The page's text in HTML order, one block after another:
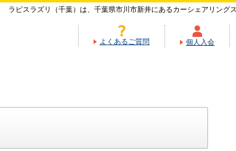
ラピスラズリ（千葉）は、千葉県市川市新井にあるカーシェアリング
よくあるご質問 個人入会